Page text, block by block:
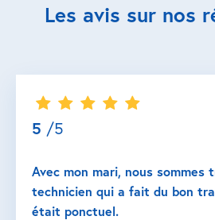
Les avis sur nos
5 /5
Avec mon mari, nous sommes
technicien qui a fait du bon
était ponctuel.